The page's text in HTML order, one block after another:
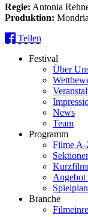
Regie: Antonia
Produktion:
Teilen
Festival
Über
News
Team
Programm
Filme A-
Angebot
Spielplan
Branche